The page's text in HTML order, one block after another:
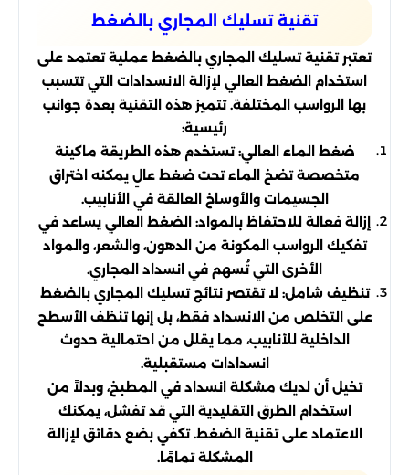
تقنية تسليك المجاري بالضغط
تعتبر تقنية تسليك المجاري بالضغط عملية تعتمد على
استخدام الضغط العالي لإزالة الانسدادات التي تتسبب
بها الرواسب المختلفة. تتميز هذه التقنية بعدة جوانب
رئيسية:
ضغط الماء العالي: تستخدم هذه الطريقة ماكينة
متخصصة تضخ الماء تحت ضغط عالٍ يمكنه اختراق
الجسيمات والأوساخ العالقة في الأنابيب.
إزالة فعالة للاحتفاظ بالمواد: الضغط العالي يساعد في
تفكيك الرواسب المكونة من الدهون، والشعر، والمواد
الأخرى التي تُسهم في انسداد المجاري.
تنظيف شامل: لا تقتصر نتائج تسليك المجاري بالضغط
على التخلص من الانسداد فقط، بل إنها تنظف الأسطح
الداخلية للأنابيب، مما يقلل من احتمالية حدوث
انسدادات مستقبلية.
تخيل أن لديك مشكلة انسداد في المطبخ، وبدلاً من
استخدام الطرق التقليدية التي قد تفشل، يمكنك
الاعتماد على تقنية الضغط. تكفي بضع دقائق لإزالة
المشكلة تمامًا.